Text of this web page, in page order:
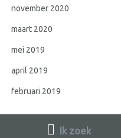
november 2020
maart 2020
mei 2019
april 2019
februari 2019
Ik zoek